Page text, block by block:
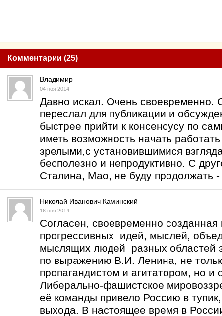
Комментарии (25)
Владимир
04 ноя 2014
Давно искал. Очень своевременно.
переслал для публикации и
быстрее прийти к консенсусу по
иметь возможность начать
зрелыми,с установившимися
бесполезно и непродуктивно. С
Сталина, Мао, не буду продолжать -
Николай Иванович Каминский
16 ноя 2014
Согласен, своевременно
прогрессивных идей, мыслей,
мыслящих людей разных областей
по выражению В.И. Ленина, не
пропагандистом и агитатором, но и
Либерально-фашистское
её команды привело Россию в
выхода. В настоящее время в